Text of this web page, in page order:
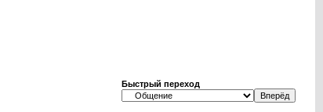
Быстрый переход